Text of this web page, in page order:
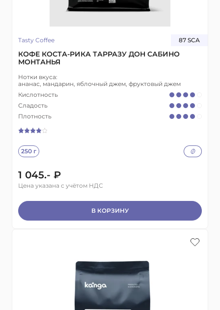
Tasty Coffee 87 SCA
КОФЕ КОСТА-РИКА ТАРРАЗУ ДОН САБИНО
МОНТАНЬЯ
Нотки вкуса:
ананас, мандарин, яблочный джем, фруктовый джем
Кислотность
Сладость
Плотность
250 г
1 045.- ₽
Цена указана с учётом НДС
В КОРЗИНУ